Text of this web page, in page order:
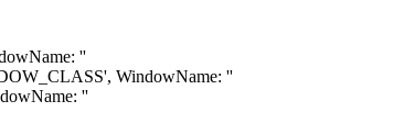
''
WindowName: ''
''